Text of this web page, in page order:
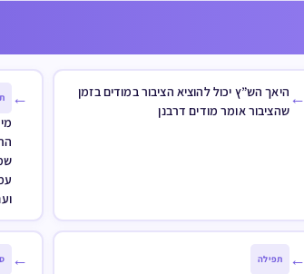
← היאך הש”ץ יכול להוציא הציבור במודים בזמן
שהציבור אומר מודים דרבנן
←
← תפילה ←